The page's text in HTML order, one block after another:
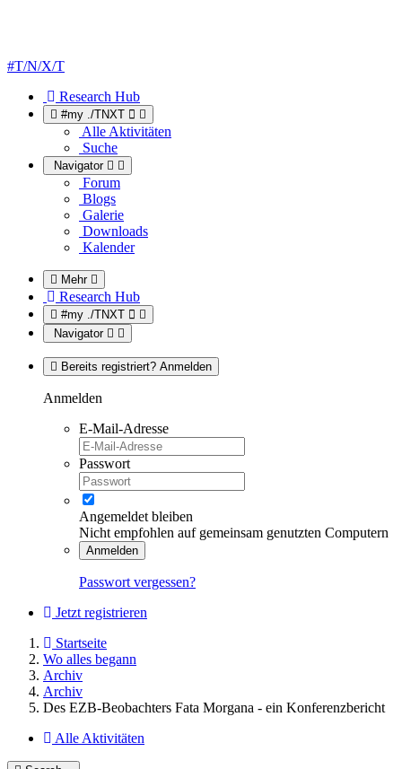
#T/N/X/T
Research Hub
#my ./TNXT
Alle Aktivitäten
Suche
Navigator
Forum
Blogs
Galerie
Downloads
Kalender
Mehr
Research Hub
#my ./TNXT
Navigator
Bereits registriert? Anmelden
Anmelden
E-Mail-Adresse
Passwort
Angemeldet bleiben
Nicht empfohlen auf gemeinsam genutzten Computern
Anmelden
Passwort vergessen?
Jetzt registrieren
Startseite
Wo alles begann
Archiv
Archiv
Des EZB-Beobachters Fata Morgana - ein Konferenzbericht
Alle Aktivitäten